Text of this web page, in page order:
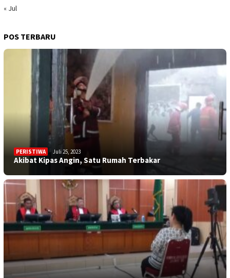
« Jul
POS TERBARU
PERISTIWA Juli 25, 2023
Akibat Kipas Angin, Satu Rumah Terbakar